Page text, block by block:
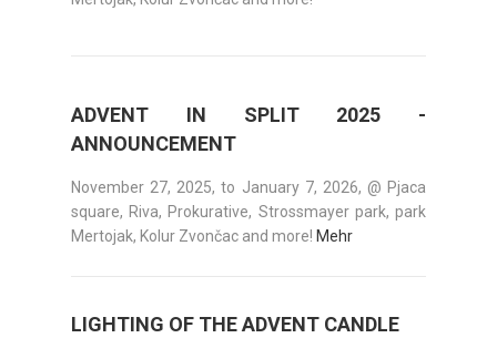
ADVENT IN SPLIT 2025 -
ANNOUNCEMENT
November 27, 2025, to January 7, 2026, @ Pjaca
square, Riva, Prokurative, Strossmayer park, park
Mertojak, Kolur Zvončac and more! Mehr
LIGHTING OF THE ADVENT CANDLE